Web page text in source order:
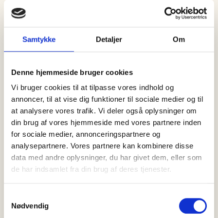
Samtykke Detaljer Om
Denne hjemmeside bruger cookies
Vi bruger cookies til at tilpasse vores indhold og
annoncer, til at vise dig funktioner til sociale medier og til
at analysere vores trafik. Vi deler også oplysninger om
din brug af vores hjemmeside med vores partnere inden
for sociale medier, annonceringspartnere og
analysepartnere. Vores partnere kan kombinere disse
data med andre oplysninger, du har givet dem, eller som
de har indsamlet fra din brug af deres tjenester.
Nødvendig
05 august, 2026 Nyheder
Nyt kapitel på Ruths Hotel: Jacob
Brink Lauridsen bliver hotelchef
Det seneste år har markeret et nyt kapitel for Ruths Hotel.
Restauranten Okê har modtaget sin første Michelin-stjerne, og
hotellet…